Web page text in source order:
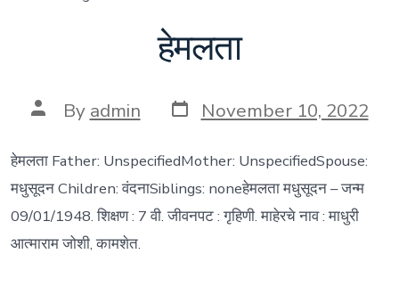
हेमलता
Post
author
By admin Post
date
November 10, 2022
हेमलता Father: UnspecifiedMother: UnspecifiedSpouse:
मधुसूदन Children: वंदनाSiblings: noneहेमलता मधुसूदन – जन्म
09/01/1948. शिक्षण : 7 वी. जीवनपट : गृहिणी. माहेरचे नाव : माधुरी
आत्माराम जोशी, कामशेत.